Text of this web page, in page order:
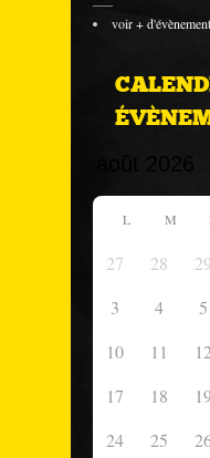
voir +
L M
27 28 29
3
4 5
10
11
17
18
24
25